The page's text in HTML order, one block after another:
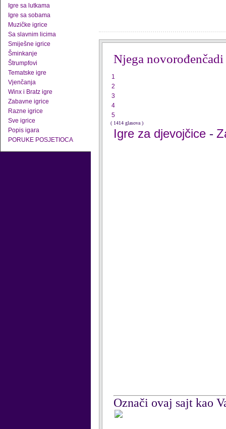
Igre sa lutkama
Igre sa sobama
Muzičke igrice
Sa slavnim licima
Smiješne igrice
Šminkanje
Štrumpfovi
Tematske igre
Vjenčanja
Winx i Bratz igre
Zabavne igrice
Razne igrice
Sve igrice
Popis igara
PORUKE POSJETIOCA
Njega novorođenčadi
1
2
3
4
5
( 1414 glasova )
Igre za djevojčice -
Označi ovaj sajt kao